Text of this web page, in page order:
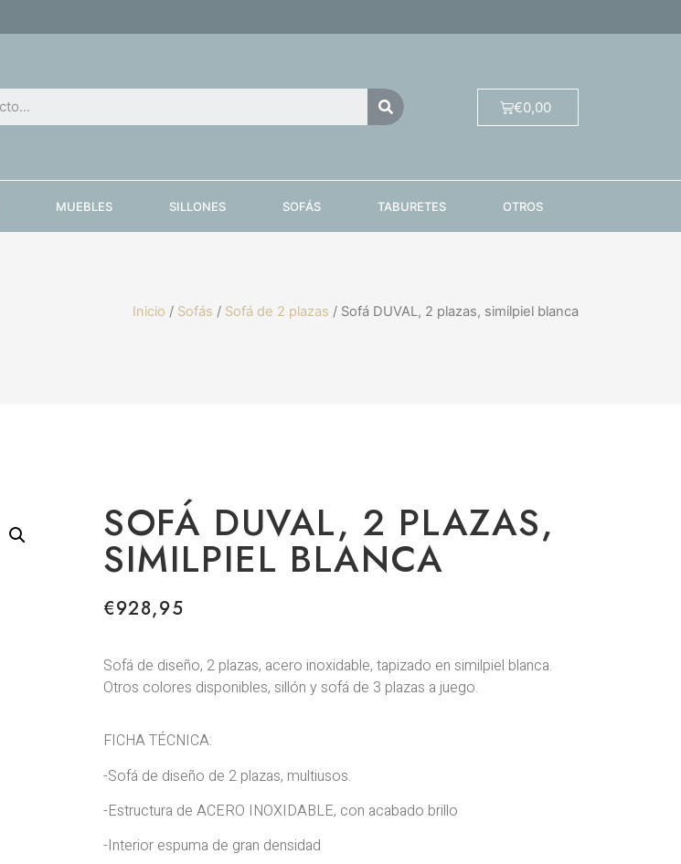
€0,00
MUEBLES SILLONES SOFÁS TABURETES OTROS
Inicio / Sofás / Sofá de 2 plazas / Sofá DUVAL, 2 plazas, similpiel blanca
SOFÁ DUVAL, 2 PLAZAS,
SIMILPIEL BLANCA
€928,95
Sofá de diseño, 2 plazas, acero inoxidable, tapizado en similpiel blanca.
Otros colores disponibles, sillón y sofá de 3 plazas a juego.
FICHA TÉCNICA:
-Sofá de diseño de 2 plazas, multiusos.
-Estructura de ACERO INOXIDABLE, con acabado brillo
-Interior espuma de gran densidad